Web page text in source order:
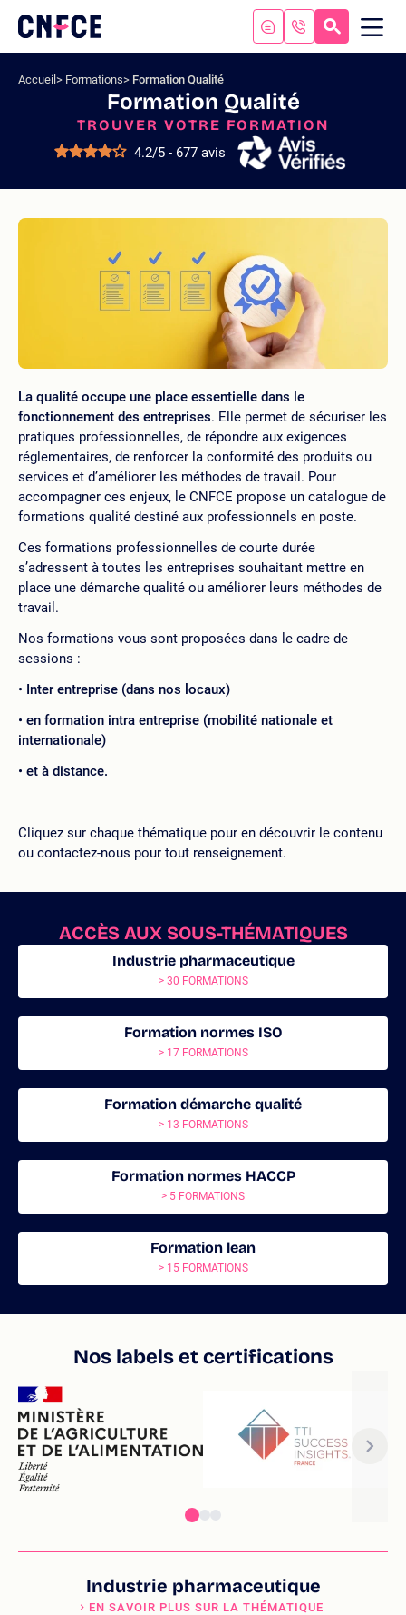
contenu
recherche
Logo
site
Accueil Formations Formation Qualité
Formation Qualité
TROUVER VOTRE FORMATION
4.2/5 - 677 avis
La qualité occupe une place essentielle dans le
fonctionnement des entreprises. Elle permet de sécuriser les
pratiques professionnelles, de répondre aux exigences
réglementaires, de renforcer la conformité des produits ou
services et d’améliorer les méthodes de travail. Pour
accompagner ces enjeux, le CNFCE propose un catalogue de
formations qualité destiné aux professionnels en poste.
Ces formations professionnelles de courte durée
s’adressent à toutes les entreprises souhaitant mettre en
place une démarche qualité ou améliorer leurs méthodes de
travail.
Nos formations vous sont proposées dans le cadre de
sessions :
Inter entreprise (dans nos locaux)
en formation intra entreprise (mobilité nationale et
internationale)
et à distance.
Cliquez sur chaque thématique pour en découvrir le contenu
ou contactez-nous pour tout renseignement.
ACCÈS AUX SOUS-THÉMATIQUES
Industrie pharmaceutique
> 30 FORMATIONS
Formation normes ISO
> 17 FORMATIONS
Formation démarche qualité
> 13 FORMATIONS
Formation normes HACCP
> 5 FORMATIONS
Formation lean
> 15 FORMATIONS
Nos labels et certifications
Industrie pharmaceutique
EN SAVOIR PLUS SUR LA THÉMATIQUE